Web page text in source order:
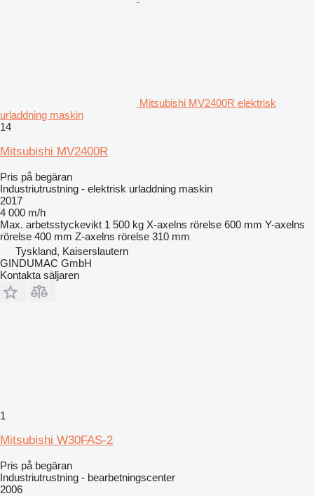
Mitsubishi MV2400R elektrisk
urladdning maskin
14
Mitsubishi MV2400R
Pris på begäran
Industriutrustning - elektrisk urladdning maskin
2017
4 000 m/h
Max. arbetsstyckevikt 1 500 kg X-axelns rörelse 600 mm Y-axelns
rörelse 400 mm Z-axelns rörelse 310 mm
Tyskland, Kaiserslautern
GINDUMAC GmbH
Kontakta säljaren
1
Mitsubishi W30FAS-2
Pris på begäran
Industriutrustning - bearbetningscenter
2006